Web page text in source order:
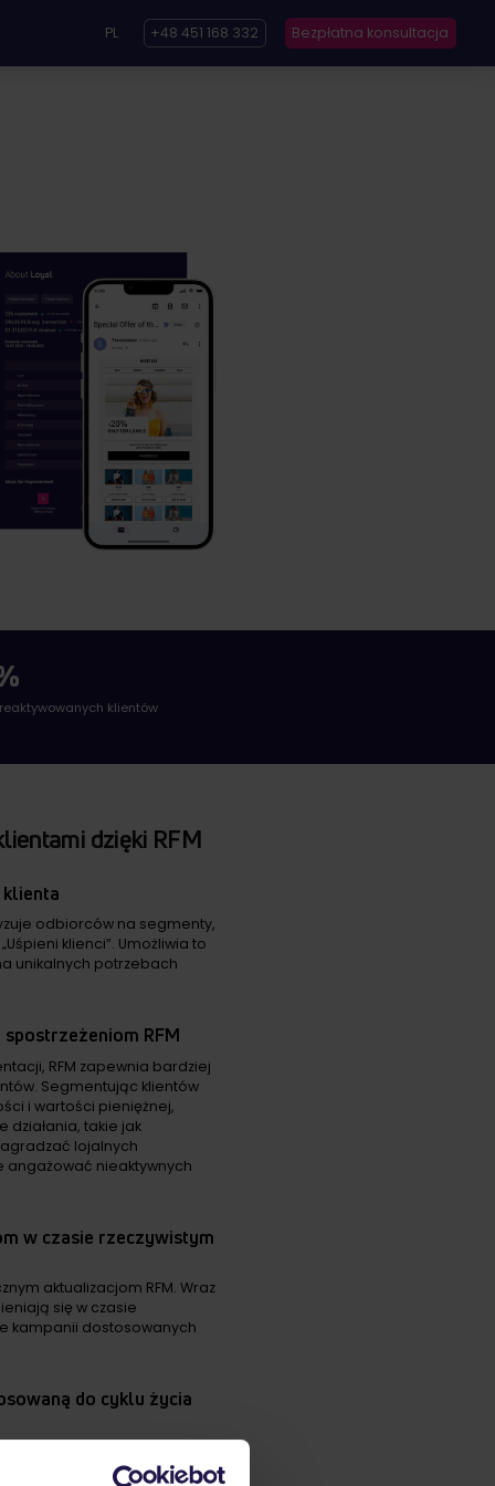
PL +48 451 168 332 Bezpłatna konsultacja
klientów
dzięki RFM
odbiorców na segmenty,
klienci”. Umożliwia to
unikalnych potrzebach
RFM
RFM zapewnia bardziej
Segmentując klientów
i wartości pieniężnej,
działania, takie jak
lojalnych
nieaktywnych
w czasie rzeczywistym
aktualizacjom RFM. Wraz
się w czasie
kampanii dostosowanych
do cyklu życia
i wykorzystaj